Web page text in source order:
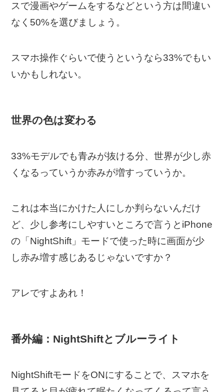
スで漫画やゲームをするなどという方は間違い
なく50%を選びましょう。
スマホ操作ぐらいで使うというなら33%でもい
いかもしれない。
世界の色は変わる
33%モデルでも青みが抜ける分、世界が少し赤
くなるっていうか赤みが増すっていうか。
これは本当にかけた人にしか判らないんだけ
ど、少し参考にしやすいところで言うとiPhone
の「NightShift」モードで使った時に画面が少
し赤み増す感じあるじゃないですか？
アレですよあれ！
番外編：NightShiftとブルーライト
NightShiftモードをONにすることで、スマホを